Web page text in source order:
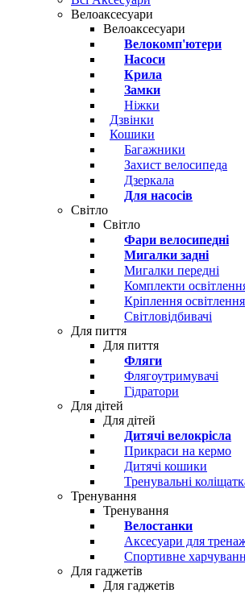
Велоаксесуари
Велоаксесуари
Велокомп'ютери
Насоси
Крила
Замки
Ніжки
Дзвінки
Кошики
Багажники
Захист велосипеда
Дзеркала
Для насосів
Світло
Світло
Фари велосипедні
Мигалки задні
Мигалки передні
Комплекти
Кріплення освітлення
Світловідбивачі
Для пиття
Для пиття
Фляги
Флягоутримувачі
Гідратори
Для дітей
Для дітей
Дитячі велокрісла
Прикраси на кермо
Дитячі кошики
Тренувальні
Тренування
Тренування
Велостанки
Аксесуари для
Спортивне
Для гаджетів
Для гаджетів